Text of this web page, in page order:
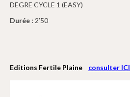
DEGRE CYCLE 1 (EASY)
Durée : 2’50
Editions Fertile Plaine consulter ICI